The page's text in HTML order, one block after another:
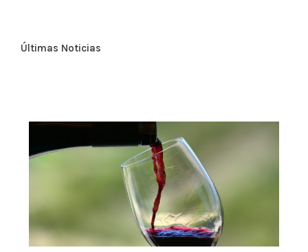
Últimas Noticias